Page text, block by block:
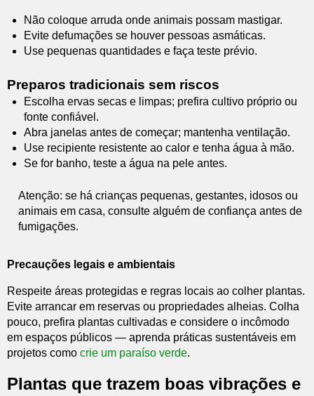
Não coloque arruda onde animais possam mastigar.
Evite defumações se houver pessoas asmáticas.
Use pequenas quantidades e faça teste prévio.
Preparos tradicionais sem riscos
Escolha ervas secas e limpas; prefira cultivo próprio ou
fonte confiável.
Abra janelas antes de começar; mantenha ventilação.
Use recipiente resistente ao calor e tenha água à mão.
Se for banho, teste a água na pele antes.
Atenção: se há crianças pequenas, gestantes, idosos ou
animais em casa, consulte alguém de confiança antes de
fumigações.
Precauções legais e ambientais
Respeite áreas protegidas e regras locais ao colher plantas.
Evite arrancar em reservas ou propriedades alheias. Colha
pouco, prefira plantas cultivadas e considere o incômodo
em espaços públicos — aprenda práticas sustentáveis em
projetos como crie um paraíso verde.
Plantas que trazem boas vibrações e